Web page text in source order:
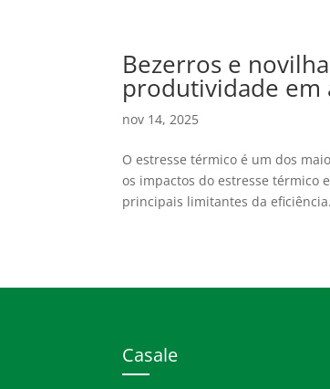
Bezerros e
produtividade em
nov 14, 2025
O estresse térmico é um dos
os impactos do estresse térmico
principais limitantes da
Casale